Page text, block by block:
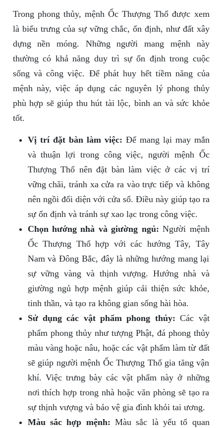
Trong phong thủy, mệnh Ốc Thượng Thổ được xem
là biểu trưng của sự vững chắc, ổn định, như đất xây
dựng nền móng. Những người mang mệnh này
thường có khả năng duy trì sự ổn định trong cuộc
sống và công việc. Để phát huy hết tiềm năng của
mệnh này, việc áp dụng các nguyên lý phong thủy
phù hợp sẽ giúp thu hút tài lộc, bình an và sức khỏe
tốt.
Vị trí đặt bàn làm việc: Để mang lại may mắn
và thuận lợi trong công việc, người mệnh Ốc
Thượng Thổ nên đặt bàn làm việc ở các vị trí
vững chãi, tránh xa cửa ra vào trực tiếp và không
nên ngồi đối diện với cửa sổ. Điều này giúp tạo ra
sự ổn định và tránh sự xao lạc trong công việc.
Chọn hướng nhà và giường ngủ: Người mệnh
Ốc Thượng Thổ hợp với các hướng Tây, Tây
Nam và Đông Bắc, đây là những hướng mang lại
sự vững vàng và thịnh vượng. Hướng nhà và
giường ngủ hợp mệnh giúp cải thiện sức khỏe,
tinh thần, và tạo ra không gian sống hài hòa.
Sử dụng các vật phẩm phong thủy: Các vật
phẩm phong thủy như tượng Phật, đá phong thủy
màu vàng hoặc nâu, hoặc các vật phẩm làm từ đất
sẽ giúp người mệnh Ốc Thượng Thổ gia tăng vận
khí. Việc trưng bày các vật phẩm này ở những
nơi thích hợp trong nhà hoặc văn phòng sẽ tạo ra
sự thịnh vượng và bảo vệ gia đình khỏi tai ương.
Màu sắc hợp mệnh: Màu sắc là yếu tố quan